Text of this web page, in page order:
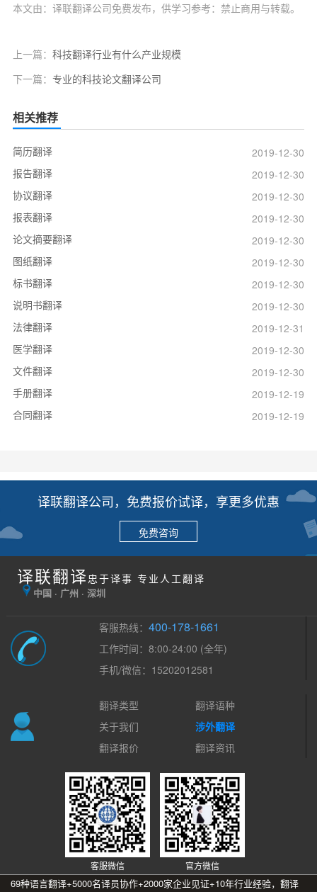
本文由：译联翻译公司免费发布，供学习参考：禁止商用与转载。
上一篇： 科技翻译行业有什么产业规模
下一篇： 专业的科技论文翻译公司
相关推荐
简历翻译
2019-12-30
报告翻译
2019-12-30
协议翻译
2019-12-30
报表翻译
2019-12-30
论文摘要翻译
2019-12-30
图纸翻译
2019-12-30
标书翻译
2019-12-30
说明书翻译
2019-12-30
法律翻译
2019-12-31
医学翻译
2019-12-30
文件翻译
2019-12-30
手册翻译
2019-12-19
合同翻译
2019-12-19
译联翻译公司，免费报价试译，享更多优惠
免费咨询
译联翻译 忠于译事 专业人工翻译
中国 · 广州 · 深圳
客服热线：400-178-1661
工作时间：8:00-24:00 (全年)
手机/微信：15202012581
翻译类型
翻译语种
关于我们
涉外翻译
翻译报价
翻译资讯
客服微信 官方微信
69种语言翻译+5000名译员协作+2000家企业见证+10年行业经验，翻译